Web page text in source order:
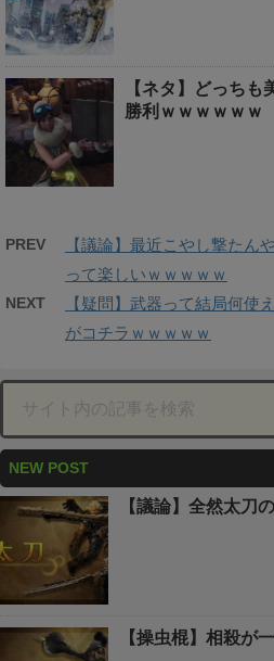
【ネタ】どっち
勝利ｗｗｗｗｗｗ
PREV
【議論】最近こやし撃た
って楽しいｗｗｗｗｗ
NEXT
【疑問】武器って結局何
がコチラｗｗｗｗｗ
NEW POST
【議論】全然太刀
【操虫棍】相殺が